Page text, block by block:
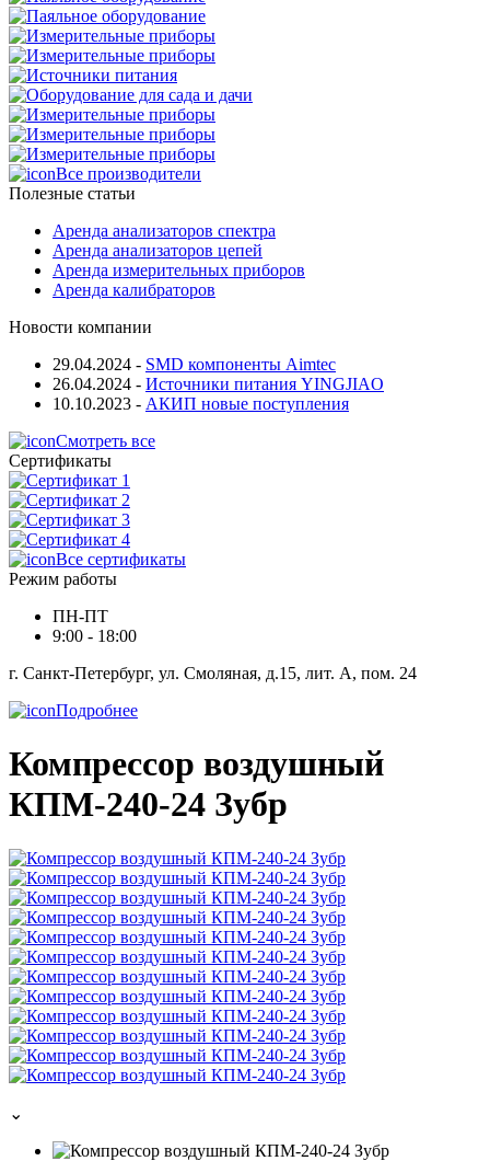
Все производители
Полезные статьи
Аренда анализаторов спектра
Аренда анализаторов цепей
Аренда измерительных приборов
Аренда калибраторов
Новости компании
29.04.2024 - SMD компоненты Aimtec
26.04.2024 - Источники питания YINGJIAO
10.10.2023 - АКИП новые поступления
Смотреть все
Сертификаты
Все сертификаты
Режим работы
ПН-ПТ
9:00 - 18:00
г. Санкт-Петербург, ул. Смоляная, д.15, лит. А, пом. 24
Подробнее
Компрессор воздушный
КПМ-240-24 Зубр
⌄